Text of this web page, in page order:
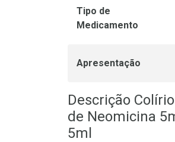
Tipo de
Medicamento
Apresentação
Descrição
de Neomicina
5ml